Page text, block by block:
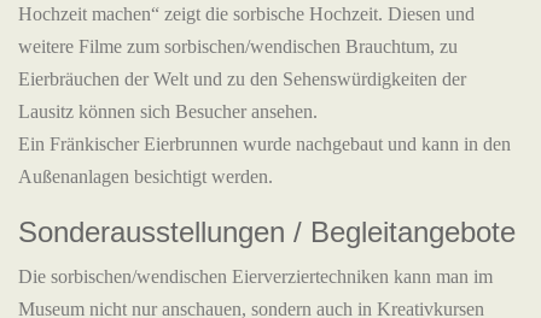
Hochzeit machen“ zeigt die sorbische Hochzeit. Diesen und
weitere Filme zum sorbischen/wendischen Brauchtum, zu
Eierbräuchen der Welt und zu den Sehenswürdigkeiten der
Lausitz können sich Besucher ansehen.
Ein Fränkischer Eierbrunnen wurde nachgebaut und kann in den
Außenanlagen besichtigt werden.
Sonderausstellungen / Begleitangebote
Die sorbischen/wendischen Eierverziertechniken kann man im
Museum nicht nur anschauen, sondern auch in Kreativkursen